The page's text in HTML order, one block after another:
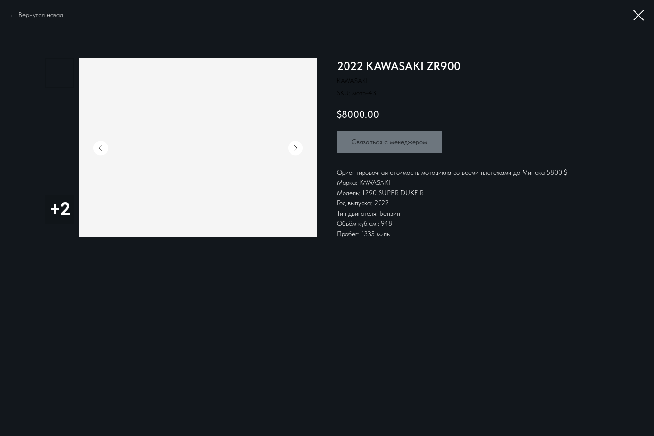
Вернутся назад
2022 KAWASAKI ZR900
KAWASAKI
SKU:
мото-43
$8000.00
Связаться с менеджером
Ориентировочная стоимость мотоцикла со всеми платежами до Минска 5800 $
Марка: KAWASAKI
Модель: 1290 SUPER DUKE R
Год выпуска: 2022
Тип двигателя: Бензин
Объём куб.см.: 948
Пробег: 1335 миль